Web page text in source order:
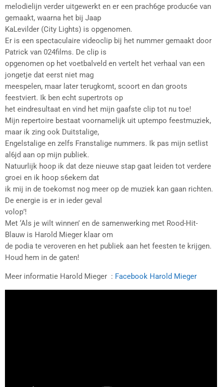
melodielijn verder uitgewerkt en er een prach6ge produc6e van
gemaakt, waarna het bij Jaap
KaLevilder (City Lights) is opgenomen.
Er is een spectaculaire videoclip bij het nummer gemaakt door
Patrick van 024films. De clip is
opgenomen op het voetbalveld en vertelt het verhaal van een
jongetje dat eerst niet mag
meespelen, maar later terugkomt, scoort en dan groots
feestviert. Ik ben echt supertrots op
het eindresultaat en vind het mijn gaafste clip tot nu toe!
Mijn repertoire bestaat voornamelijk uit uptempo feestmuziek,
maar ik zing ook Duitstalige,
Engelstalige en zelfs Franstalige nummers. Ik pas mijn setlist
al6jd aan op mijn publiek.
Natuurlijk hoop ik dat deze nieuwe stap gaat leiden tot verdere
groei en ik hoop s6ekem dat
ik mij in de toekomst nog meer op de muziek kan gaan richten.
De energie is er in ieder geval
volop’!
Met ‘Als je wilt winnen’ en de samenwerking met Rood-Hit-
Blauw is Harold Mieger klaar om
de podia te veroveren en het publiek aan het feesten te krijgen.
Houd hem in de gaten!
Meer informatie Harold Mieger : Facebook Harold Mieger